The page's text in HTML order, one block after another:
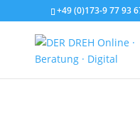
+49 (0)173-9 77 93